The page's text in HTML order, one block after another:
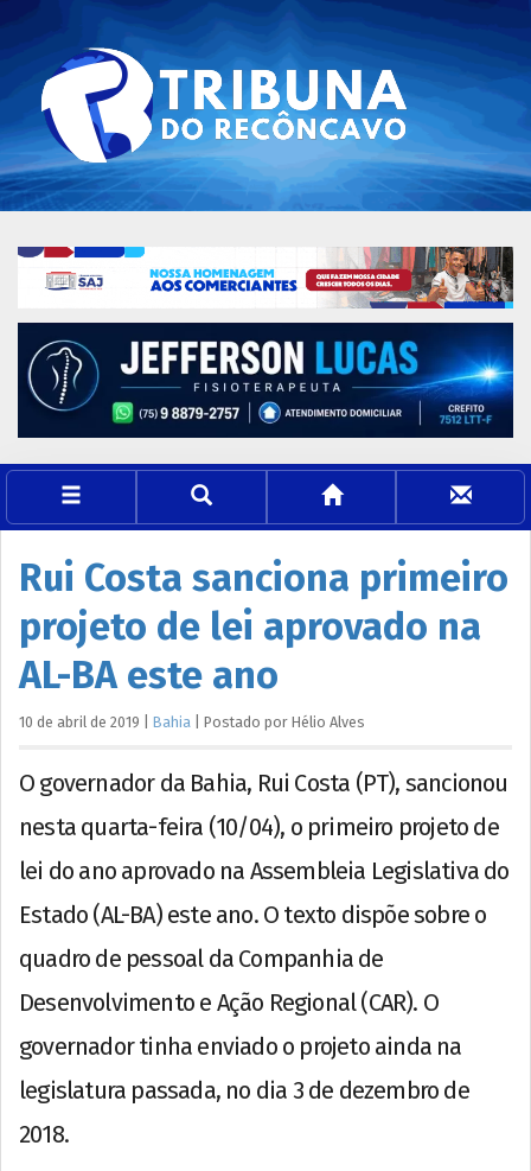
Rui Costa sanciona primeiro
projeto de lei aprovado na
AL-BA este ano
10 de abril de 2019 Bahia Postado por Hélio Alves
O governador da Bahia, Rui Costa (PT), sancionou
nesta quarta-feira (10/04), o primeiro projeto de
lei do ano aprovado na Assembleia Legislativa do
Estado (AL-BA) este ano. O texto dispõe sobre o
quadro de pessoal da Companhia de
Desenvolvimento e Ação Regional (CAR). O
governador tinha enviado o projeto ainda na
legislatura passada, no dia 3 de dezembro de
2018.